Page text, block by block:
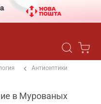
Антисептики
в Мурованых